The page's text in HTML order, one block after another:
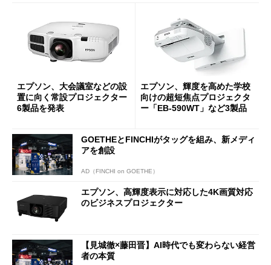
エプソン、大会議室などの設
置に向く常設プロジェクター
6製品を発表
エプソン、輝度を高めた学校
向けの超短焦点プロジェクタ
ー「EB-590WT」など3製品
GOETHEとFINCHIがタッグを組み、新メディ
アを創設
AD（FINCHI on GOETHE）
エプソン、高輝度表示に対応した4K画質対応
のビジネスプロジェクター
【見城徹×藤田晋】AI時代でも変わらない経営
者の本質